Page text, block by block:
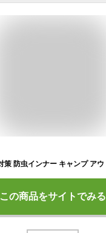
この商品をサイトでみる